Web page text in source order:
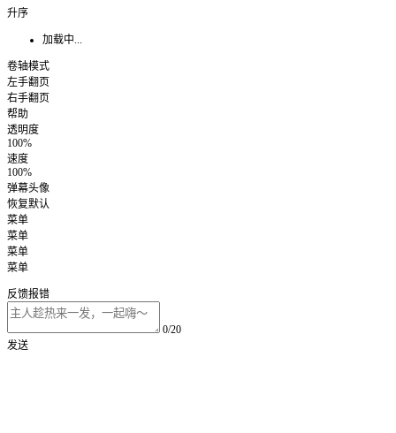
升序
加载中...
卷轴模式
左手翻页
右手翻页
帮助
透明度
100%
速度
100%
弹幕头像
恢复默认
菜单
菜单
菜单
菜单
反馈报错
0/20
发送